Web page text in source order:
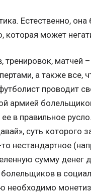
Естественно,
может
матчей
а также все,
проводит
армией
в правильное
суть которого
нестандартное
сумму
в
необходимо